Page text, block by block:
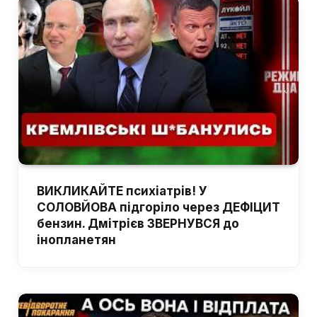
ВИКЛИКАЙТЕ психіатрів! У
СОЛОВЙОВА підгоріло через ДЕФІЦИТ
бензин. Дмітрієв ЗВЕРНУВСЯ до
інопланетян